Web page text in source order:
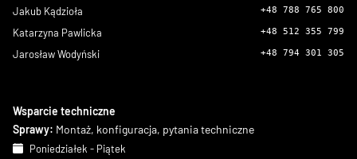
Jakub Kądzioła +48 788 765 800
Katarzyna Pawlicka +48 512 355 799
Jarosław Wodyński +48 794 301 305
Wsparcie techniczne
Sprawy: Montaż, konfiguracja, pytania techniczne
Poniedziałek - Piątek